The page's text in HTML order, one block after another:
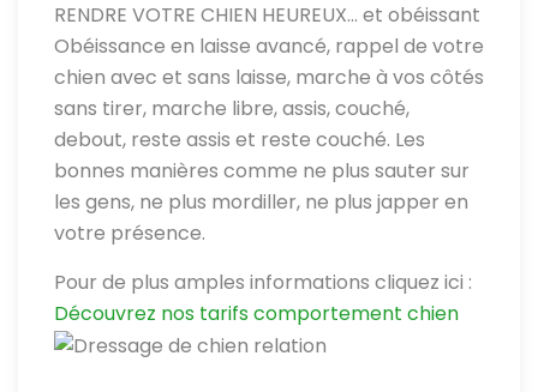
RENDRE VOTRE CHIEN HEUREUX… et obéissant
Obéissance en laisse avancé, rappel de votre
chien avec et sans laisse, marche à vos côtés
sans tirer, marche libre, assis, couché,
debout, reste assis et reste couché. Les
bonnes manières comme ne plus sauter sur
les gens, ne plus mordiller, ne plus japper en
votre présence.
Pour de plus amples informations cliquez ici :
Découvrez nos tarifs comportement chien